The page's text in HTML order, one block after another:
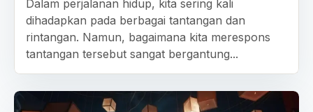
Dalam perjalanan hidup, kita sering kali
dihadapkan pada berbagai tantangan dan
rintangan. Namun, bagaimana kita merespons
tantangan tersebut sangat bergantung...